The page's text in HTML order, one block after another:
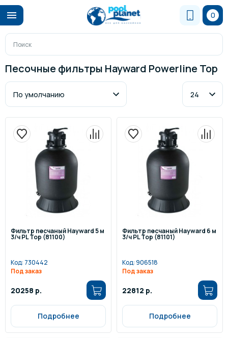
0
Песочные фильтры Hayward Powerline Top
Фильтр песчаный Hayward 5 м
3/ч PL Top (81100)
Код: 730442
Под заказ
20258 р.
Подробнее
Фильтр песчаный Hayward 6 м
3/ч PL Top (81101)
Код:906518
Под заказ
22812 р.
Подробнее